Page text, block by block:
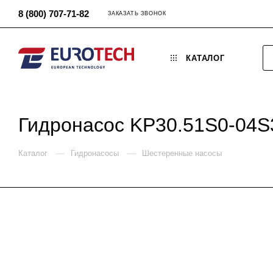
8 (800) 707-71-82 ЗАКАЗАТЬ ЗВОНОК
КАТАЛОГ
Гидронасос KP30.51S0-
Каталог — Гидронасосы — Шестеренные насосы